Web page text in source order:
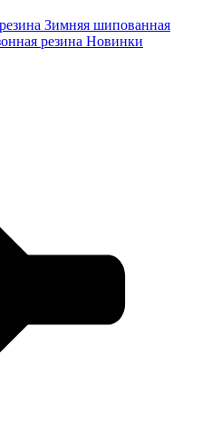
Зимняя шипованная
резина Новинки